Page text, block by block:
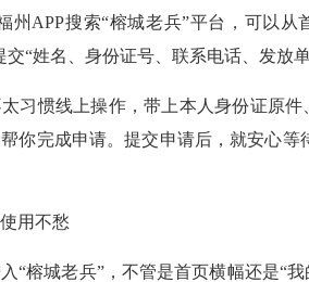
APP搜索“榕城老兵”平台，可以从
交“姓名、身份证号、联系电话、发放
惯线上操作，带上本人身份证原件
帮你完成申请。提交申请后，就安心
用不愁
城老兵”，不管是首页横幅还是“我